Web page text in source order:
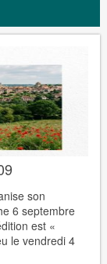
son
6 septembre
est «
le vendredi 4